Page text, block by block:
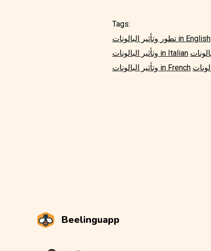
Tags:
تطور وتأثير البالونات in English
وتأثير البالونات in Italian
وتأثير البالونات in French
Beelinguapp